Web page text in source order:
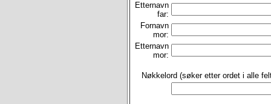
Etternavn
far:
Fornavn
mor:
Etternavn
mor:
Nøkkelord (søker etter ordet i alle